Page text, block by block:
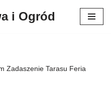
i Ogród
Zadaszenie Tarasu Feria